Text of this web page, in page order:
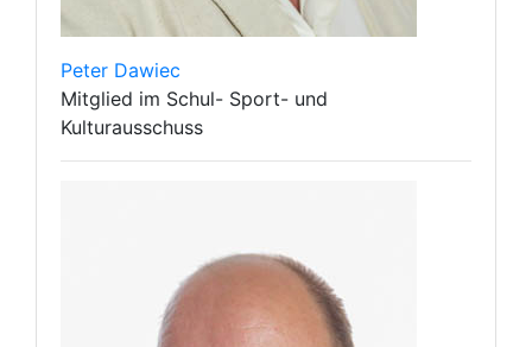
Peter Dawiec
Mitglied im Schul- Sport- und
Kulturausschuss